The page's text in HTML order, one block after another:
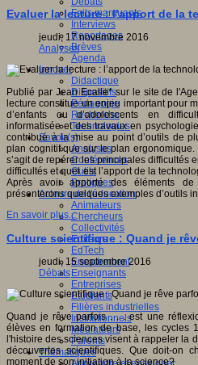
Faits marquants
Interviews
Reportages
Brèves
Agenda
Innover
Didactique
Dispositifs
Pédagogie
Recherche
Technologies
Savoir(s)
Analyses
Conférences
Outils
Pratiques
Acteurs de l'éducation
Animateurs
Chercheurs
Collectivités
Editeurs
EdTech
Encadrement
Enseignants
Entreprises
Etudiants
Filières industrielles
Institutionnels
Médiateurs
Parents
Thématiques
Evaluer la lecture : l’apport de la
jeudi, 17 novembre 2016
Analyses
Publié par Jean Ecalle* sur le site de
lecture constitue un enjeu important pour
d’enfants ou d’adolescents en
informatisée et des travaux en
contribué à la mise au point d’outils de
plan cognitif que sur le plan
s’agit de repérer les principales difficultés
difficultés et quel est l’apport de la
Après avoir apporté des éléments
présenterons quelques exemples d’outils
En savoir plus...
Culture scientifique : Quand je
jeudi, 15 septembre 2016
Débats
Quand je rêve parfois . . . est une
élèves en formation de base, les cycles
l'histoire des sciences visent à rappeler la
découvertes scientifiques. Que doit-on
moment de son initiation à la science?